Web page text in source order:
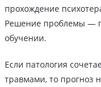
прохождение
Решение проблемы —
обучении.
Если патология
травмами, то прогноз